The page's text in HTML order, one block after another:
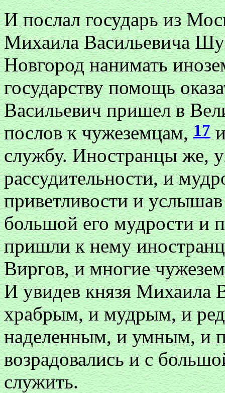
И послал государь из
Михаила Васильевича
Новгород нанимать
государству помощь
Васильевич пришел в
послов к чужеземцам,17и
службу. Иностранцы же,
рассудительности, и
приветливости и
большой его мудрости и
пришли к нему
Виргов, и многие
И увидев князя Михаила
храбрым, и мудрым, и
наделенным, и умным, и
возрадовались и с
служить.